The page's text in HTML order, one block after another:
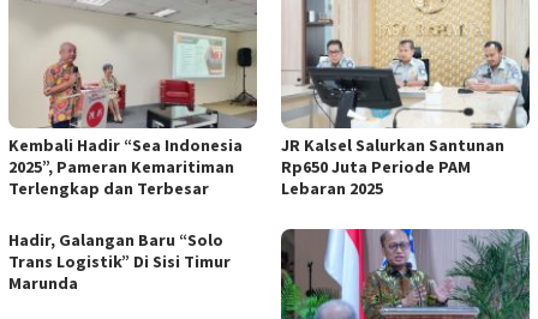
Kembali Hadir “Sea Indonesia
2025”, Pameran Kemaritiman
Terlengkap dan Terbesar
JR Kalsel Salurkan Santunan
Rp650 Juta Periode PAM
Lebaran 2025
Hadir, Galangan Baru “Solo
Trans Logistik” Di Sisi Timur
Marunda